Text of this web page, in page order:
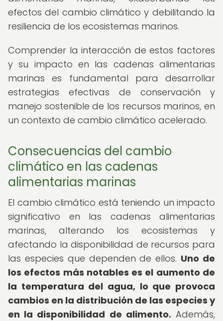
efectos del cambio climático y debilitando la
resiliencia de los ecosistemas marinos.
Comprender la interacción de estos factores
y su impacto en las cadenas alimentarias
marinas es fundamental para desarrollar
estrategias efectivas de conservación y
manejo sostenible de los recursos marinos, en
un contexto de cambio climático acelerado.
Consecuencias del cambio
climático en las cadenas
alimentarias marinas
El cambio climático está teniendo un impacto
significativo en las cadenas alimentarias
marinas, alterando los ecosistemas y
afectando la disponibilidad de recursos para
las especies que dependen de ellos. Uno de
los efectos más notables es el aumento de
la temperatura del agua, lo que provoca
cambios en la distribución de las especies y
en la disponibilidad de alimento. Además,